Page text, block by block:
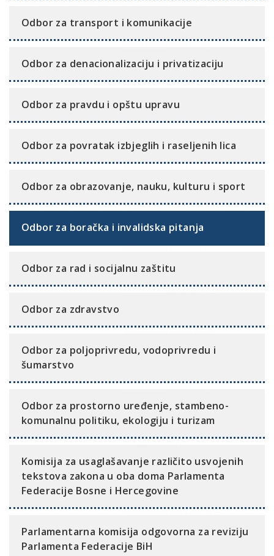
Odbor za transport i komunikacije
Odbor za denacionalizaciju i privatizaciju
Odbor za pravdu i opštu upravu
Odbor za povratak izbjeglih i raseljenih lica
Odbor za obrazovanje, nauku, kulturu i sport
Odbor za boračka i invalidska pitanja
Odbor za rad i socijalnu zaštitu
Odbor za zdravstvo
Odbor za poljoprivredu, vodoprivredu i
šumarstvo
Odbor za prostorno uređenje, stambeno-
komunalnu politiku, ekologiju i turizam
Komisija za usaglašavanje različito usvojenih
tekstova zakona u oba doma Parlamenta
Federacije Bosne i Hercegovine
Parlamentarna komisija odgovorna za reviziju
Parlamenta Federacije BiH